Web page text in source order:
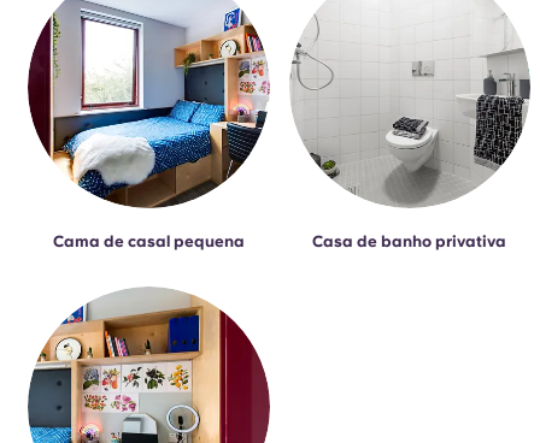
Cama de casal pequena Casa de banho privativa